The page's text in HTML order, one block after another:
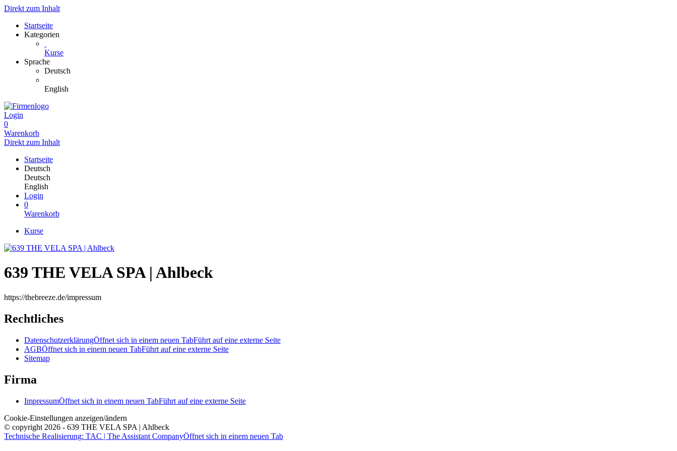
Direkt zum Inhalt
Startseite
Kategorien
Kurse
Sprache
Deutsch
English
Login
0
Warenkorb
Direkt zum Inhalt
Startseite
Deutsch
Deutsch
English
Login
0
Warenkorb
Kurse
639 THE VELA SPA | Ahlbeck
https://thebreeze.de/impressum
Rechtliches
DatenschutzerklärungÖffnet sich in einem neuen TabFührt auf eine externe Seite
AGBÖffnet sich in einem neuen TabFührt auf eine externe Seite
Sitemap
Firma
ImpressumÖffnet sich in einem neuen TabFührt auf eine externe Seite
Cookie-Einstellungen anzeigen/ändern
© copyright 2026 - 639 THE VELA SPA | Ahlbeck
Technische Realisierung: TAC | The Assistant CompanyÖffnet sich in einem neuen Tab